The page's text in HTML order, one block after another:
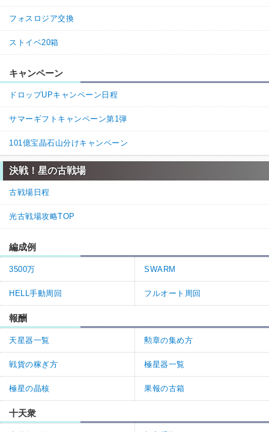
フォスロジア交換
ストイベ20箱
キャンペーン
ドロップUPキャンペーン日程
サマーギフトキャンペーン第1弾
101億宝晶石山分けキャンペーン
決戦！星の古戦場
古戦場日程
光古戦場攻略TOP
編成例
3500万 SWARM
HELL手動周回 フルオート周回
報酬
天星器一覧 勲章の集め方
戦貨の稼ぎ方 極星器一覧
極星の晶核 果報の古箱
十天衆